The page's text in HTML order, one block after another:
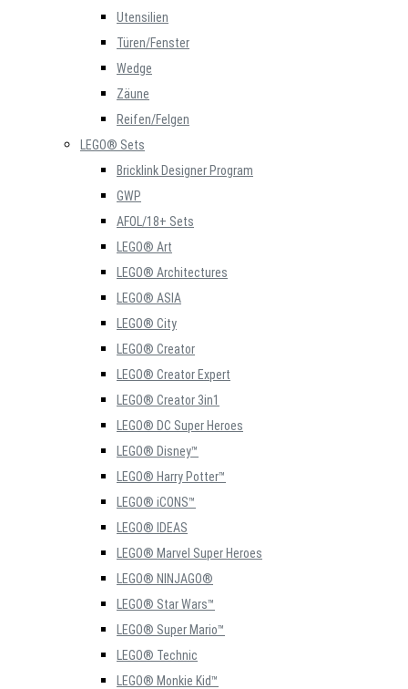
Utensilien
Türen/Fenster
Wedge
Zäune
Reifen/Felgen
LEGO® Sets
Bricklink Designer Program
GWP
AFOL/18+ Sets
LEGO® Art
LEGO® Architectures
LEGO® ASIA
LEGO® City
LEGO® Creator
LEGO® Creator Expert
LEGO® Creator 3in1
LEGO® DC Super Heroes
LEGO® Disney™
LEGO® Harry Potter™
LEGO® iCONS™
LEGO® IDEAS
LEGO® Marvel Super Heroes
LEGO® NINJAGO®
LEGO® Star Wars™
LEGO® Super Mario™
LEGO® Technic
LEGO® Monkie Kid™